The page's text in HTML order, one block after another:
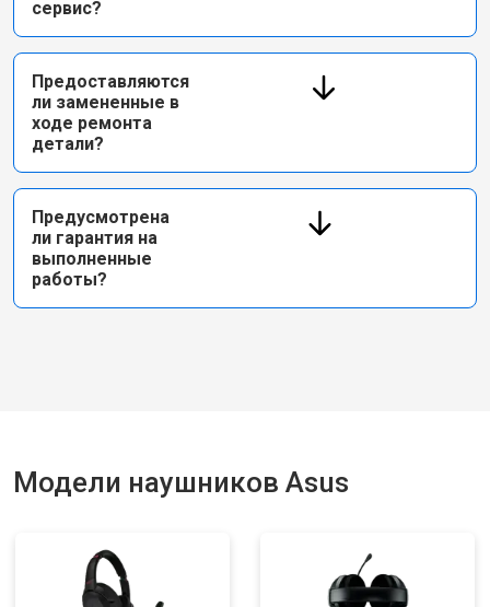
сервис?
Предоставляются
ли замененные в
ходе ремонта
детали?
Предусмотрена
ли гарантия на
выполненные
работы?
Модели наушников Asus